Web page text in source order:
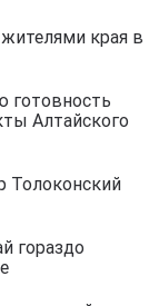
края в
готовность
Алтайского
Толоконский
гораздо